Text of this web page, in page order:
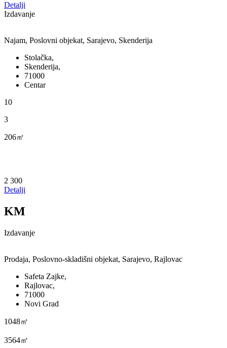
Detalji
Izdavanje
Najam, Poslovni objekat, Sarajevo, Skenderija
Stolačka,
Skenderija,
71000
Centar
10
3
206㎡
2 300
Detalji
KM
Izdavanje
Prodaja, Poslovno-skladišni objekat, Sarajevo, Rajlovac
Safeta Zajke,
Rajlovac,
71000
Novi Grad
1048㎡
3564㎡